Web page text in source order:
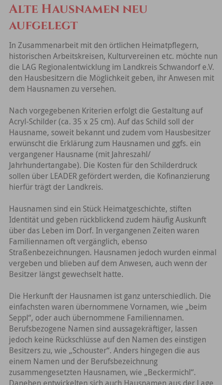
Alte Hausnamen neu
aufgelegt
In Zusammenarbeit mit den örtlichen Heimatpflegern,
historischen Arbeitskreisen, Kulturvereinen etc. möchte nun
die LAG Regionalentwicklung im Landkreis Schwandorf e.V.
den Hausbesitzern die Möglichkeit geben, ihr Anwesen mit
dem Hausnamen zu versehen.
Nach vorgegebenen Kriterien erfolgt die Gestaltung auf
Acryl-Schilder (ca. 35 x 25 cm). Auf das Schild soll der
Hausname, soweit bekannt und zudem vom Hausbesitzer
erwünscht die Erklärung zum Hausnamen und ggfs. ein
vergangener Hausname (mit Jahreszahl/
Jahrhundertangabe). Die Kosten für den Schilderdruck
sollen über LEADER gefördert werden, die Kofinanzierung
hierfür trägt der Landkreis.
Hausnamen sind ein Stück Heimatgeschichte, stiften
Identität und geben rückblickend zudem häufig Auskunft
über das Leben im Dorf. In vergangenen Zeiten waren
Familiennamen oft vergänglich, ebenso
Straßenbezeichnungen. Hausnamen jedoch wurden einmal
vergeben und blieben auf dem Anwesen, auch wenn der
Besitzer längst gewechselt hatte.
Die Herkunft der Hausnamen ist ganz unterschiedlich. Die
einfachsten waren übernommene Vornamen, wie „beim
Seppl“, oder auch übernommene Familiennamen.
Berufsbezogene Namen sind aussagekräftiger, lassen
jedoch keine Rückschlüsse auf den Namen des einstigen
Besitzers zu, wie „Schouster“. Anders hingegen die aus
einem Namen und der Berufsbezeichnung
zusammengesetzten Hausnamen, wie „Beckermichl“.